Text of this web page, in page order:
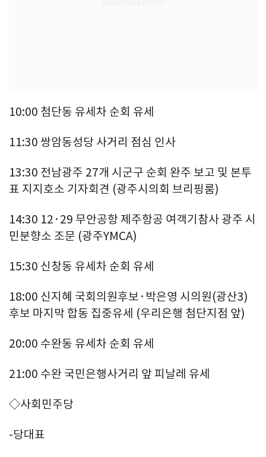
10:00 첨단동 유세차 순회 유세
11:30 쌍암동성당 사거리 점심 인사
13:30 전남광주 27개 시군구 순회 완주 보고 및 본투
표 지지호소 기자회견 (광주시의회 브리핑룸)
14:30 12·29 무안공항 제주항공 여객기참사 광주 시
민분향소 조문 (광주YMCA)
15:30 신창동 유세차 순회 유세
18:00 신지혜 국회의원후보·박은영 시의원(광산3)
후보 마지막 합동 집중유세 (우리은행 첨단지점 앞)
20:00 수완동 유세차 순회 유세
21:00 수완 국민은행사거리 앞 피날레 유세
◇사회민주당
-당대표